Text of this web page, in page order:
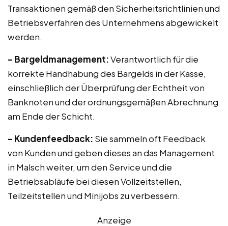
Transaktionen gemäß den Sicherheitsrichtlinien und
Betriebsverfahren des Unternehmens abgewickelt
werden.
– Bargeldmanagement:Verantwortlich für die
korrekte Handhabung des Bargelds in der Kasse,
einschließlich der Überprüfung der Echtheit von
Banknoten und der ordnungsgemäßen Abrechnung
am Ende der Schicht.
– Kundenfeedback: Sie sammeln oft Feedback
von Kunden und geben dieses an das Management
in Malsch weiter, um den Service und die
Betriebsabläufe bei diesen Vollzeitstellen,
Teilzeitstellen und Minijobs zu verbessern.
Anzeige